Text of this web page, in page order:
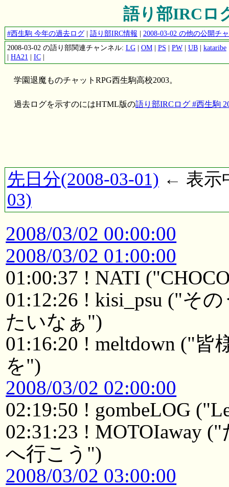
語り部IRCロ
#西生駒 今年の過去ログ| 語り部IRC情報 | 2008-03-02 の他の公開チ
2008-03-02 の語り部関連チャンネル: LG| OM| PS | PW| UB| kataribe
| HA21 | IC|
学園退魔ものチャットRPG西生駒高校2003。
過去ログを示すのにはHTML版の語り部IRCログ #西生駒
先日分(2008-03-01) ← 表示
03)
2008/03/02 00:00:00
2008/03/02 01:00:00
01:00:37 ! NATI
01:12:26 ! kisi_psu ("そ
たいなぁ")
01:16:20 ! meltdown ("
を")
2008/03/02 02:00:00
02:19:50 ! gombeLOG
02:31:23 ! MOTOIaway
へ行こう")
2008/03/02 03:00:00